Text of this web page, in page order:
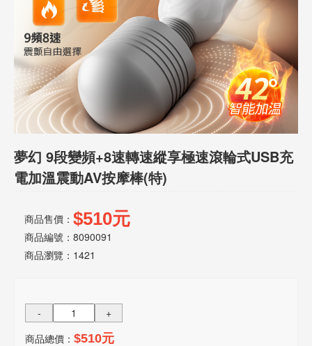
批
發
說
明
夢幻 9段變頻+8速轉速縱享極速滾輪式USB充
電加溫震動AV按摩棒(特)
商品售價： $510元
商品編號：8090091
商品瀏覽： 1421
-
+
商品總價： $510元